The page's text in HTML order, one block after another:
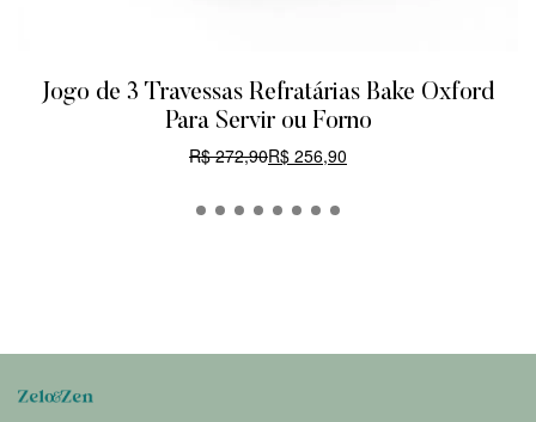
Jogo de 3 Travessas Refratárias Bake Oxford
Para Servir ou Forno
R$272,90R$ 256,90